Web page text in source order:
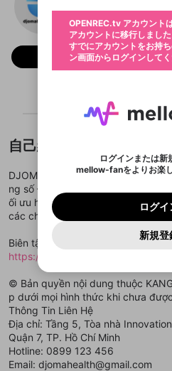
フォロー
自己紹介
DJOMAHEALTH.COM Trung tâm
ng số – Nơi cung cấp các giải
ối ưu hóa hiệu suất cho các nhà
các chuyên gia trong lĩnh vực sức
Biên tập & điều hành nội dung: Đội
https://djomahealth.com
© Bản quyền nội dung thuộc
p dưới mọi hình thức khi chưa
Thông Tin Liên Hệ
Địa chỉ: Tầng 5, Tòa nhà
Quận 7, TP. Hồ Chí Minh
Hotline: 0899 123 456
Email: djomahealth@gmail.com
ブロックリストに
キャンセル
この動画の公開
OK
ファン
応援している配信者にファ
きます。好きなデザインを
※ファンレター機能は有料サ
ファンレタ
固定動画に設定
マイページに表示されてい
信予定、アーカイブ、アッ
のトップに1つ固定できます
ニューより設定することが
動画プレイリス
動画のプレイリストを一つ
ることができます。
動画プレイリストを選択
選択できるプレイリス
動画プレイリスト
閉じる
ポイントが不
ご確認く
した。 サービスを利用す
確認しま
新規
メールアドレス
または
Google
Yahoo!
Appleでサイ
mellow-fanの 利用規約・プラ
サービスとのID連携に関する同
で、次にお進みください
@
次にお進みください。
アカウン
mellow-fanからのお
け取る
ログ
メールアドレス
または
Google
Yahoo!
Appleでサ
mellow-fanの 利用規約・プラ
サービスとのID連携に関する同
で、次にお進みください
ログ
ログイ
パスワードを忘れた方はこ
アカウントをお持ちですか
OPENREC.tv アカウント
アカウントに移行しました
すでにアカウントをお持
ン画面からログインしてく
ログインまたは新
mellow-fanをよりお楽し
ログイ
新規登
登録したメールアドレスを
再設定
入力していただい
スに、パスワード
のでご確認くださ
OK
年
生年月は登録後に変更できま
お住まいの地域
ご登録いただいた情報はサ
として使用いたします。
一部サービスをご利用いた
登録が必要です。
登録
あとで
認証コー
メイン及び
定に含まれていないかご確
入力
セッションの有効
不適切なユーザー
すか？
問題を選択してくださ
わいせつな表現
著作権の侵害
なりすまし行為
ねずみ講やマルチ商法
誤解を招く配信設定
ゲームの録画禁止区域の配
報告された問題については、
どうかをスタッフが確認しま
用することは、利用規約違反
送信
サブスク
詳しくはこちら
閉じ
Discordアカウントを
Discordアカウント
Discordは第三者が提供するコミ
mellow-fanとは関わりがありま
問い合わせにはお答えすること
様変更により、限定コミュニテ
します。
外部サービスとのID連携に関
Discordとは？